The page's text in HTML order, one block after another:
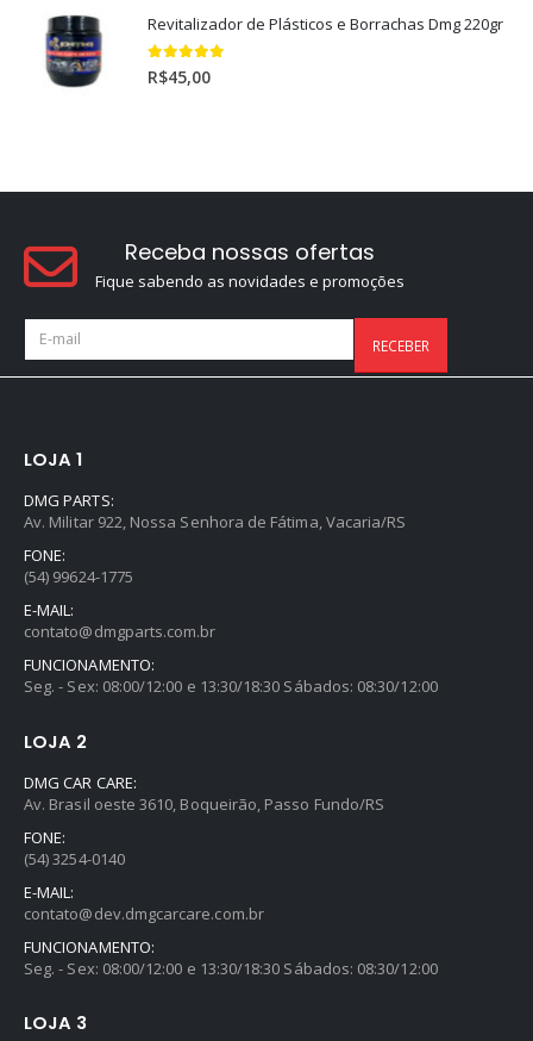
Revitalizador de Plásticos e Borrachas Dmg 220gr
5.00out of 5
R$45,00
Receba nossas ofertas
Fique sabendo as novidades e promoções
LOJA 1
DMG PARTS:
Av. Militar 922, Nossa Senhora de Fátima, Vacaria/RS
FONE:
(54) 99624-1775
E-MAIL:
contato@dmgparts.com.br
FUNCIONAMENTO:
Seg. - Sex: 08:00/12:00 e 13:30/18:30 Sábados: 08:30/12:00
LOJA 2
DMG CAR CARE:
Av. Brasil oeste 3610, Boqueirão, Passo Fundo/RS
FONE:
(54) 3254-0140
E-MAIL:
contato@dev.dmgcarcare.com.br
FUNCIONAMENTO:
Seg. - Sex: 08:00/12:00 e 13:30/18:30 Sábados: 08:30/12:00
LOJA 3